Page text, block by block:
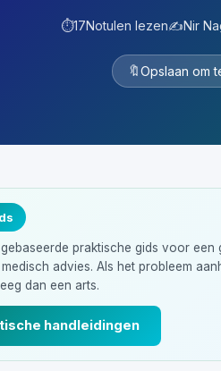
⏱️17Notulen lezen✍️Nir
🔖Opslaan om
praktische gids voor een
advies. Als het probleem
dan een arts.
handleidingen